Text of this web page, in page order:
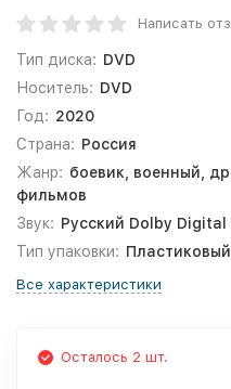
Написать
Тип диска: DVD
Носитель: DVD
Год: 2020
Страна: Россия
Жанр: боевик, военный,
фильмов
Звук: Русский Dolby Digital
Тип упаковки:
Все характеристики
Осталось 2 шт.